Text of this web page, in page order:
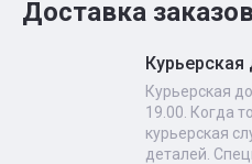
Доставка
Курьерская
Курьерская
19.00. Когда
курьерская
деталей.